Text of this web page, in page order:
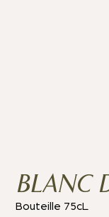
BLANC
Bouteille 75cL